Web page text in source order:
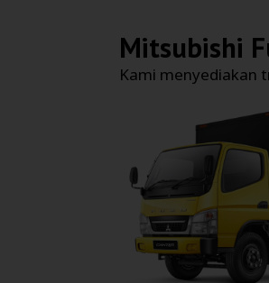
Mitsubishi
Kami menyediakan